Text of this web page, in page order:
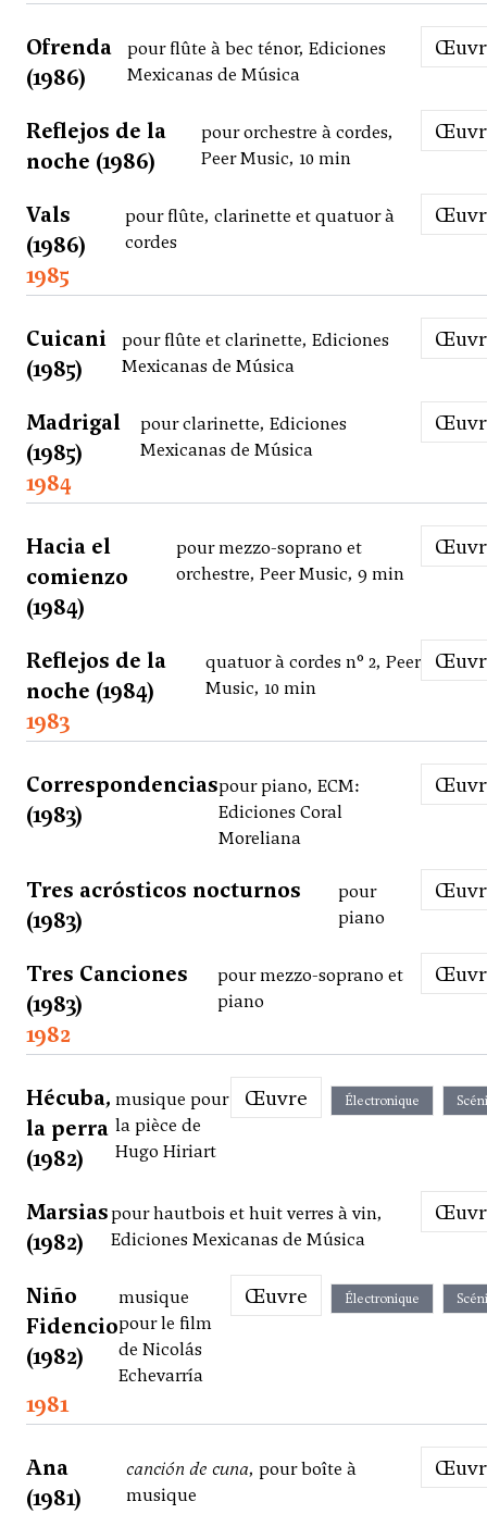
Ofrenda
(1986)
pour flûte à bec ténor, Ediciones
Mexicanas de Música
Reflejos de la
noche (1986)
pour orchestre à cordes,
Peer Music, 10 min
Vals
(1986)
pour flûte, clarinette et quatuor à
cordes
1985
Cuicani
(1985)
pour flûte et clarinette, Ediciones
Mexicanas de Música
Madrigal
(1985)
pour clarinette, Ediciones
Mexicanas de Música
1984
Hacia el
comienzo
(1984)
pour mezzo-soprano et
orchestre, Peer Music, 9 min
Reflejos de la
noche (1984)
quatuor à cordes n° 2, Peer
Music, 10 min
1983
Correspondencias
(1983)
pour piano, ECM:
Ediciones Coral
Moreliana
Tres acrósticos nocturnos
(1983)
pour
piano
Tres Canciones
(1983)
pour mezzo-soprano et
piano
1982
Hécuba,
la perra
(1982)
musique pour
la pièce de
Hugo Hiriart
Œuvre Électronique
Marsias
(1982)
pour hautbois et huit verres à vin,
Ediciones Mexicanas de Música
Niño
Fidencio
(1982)
musique
pour le film
de Nicolás
Echevarría
Œuvre Électronique
1981
Ana
(1981)
canción de cuna, pour boîte à
musique